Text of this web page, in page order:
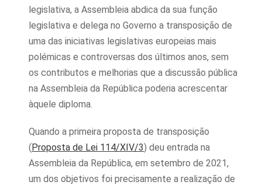
legislativa, a Assembleia abdica da sua função
legislativa e delega no Governo a transposição de
uma das iniciativas legislativas europeias mais
polémicas e controversas dos últimos anos, sem
os contributos e melhorias que a discussão pública
na Assembleia da República poderia acrescentar
àquele diploma.
Quando a primeira proposta de transposição
(Proposta de Lei 114/XIV/3) deu entrada na
Assembleia da República, em setembro de 2021,
um dos objetivos foi precisamente a realização de